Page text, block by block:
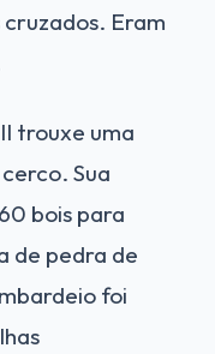
Eram
trouxe uma
Sua
bois para
de pedra de
foi